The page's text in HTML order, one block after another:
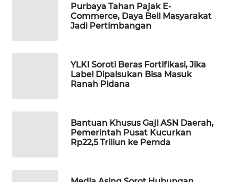
Purbaya Tahan Pajak E-
Commerce, Daya Beli Masyarakat
Jadi Pertimbangan
YLKI Soroti Beras Fortifikasi, Jika
Label Dipalsukan Bisa Masuk
Ranah Pidana
Bantuan Khusus Gaji ASN Daerah,
Pemerintah Pusat Kucurkan
Rp22,5 Triliun ke Pemda
WAHANA
HEALTH
WISATA
Network